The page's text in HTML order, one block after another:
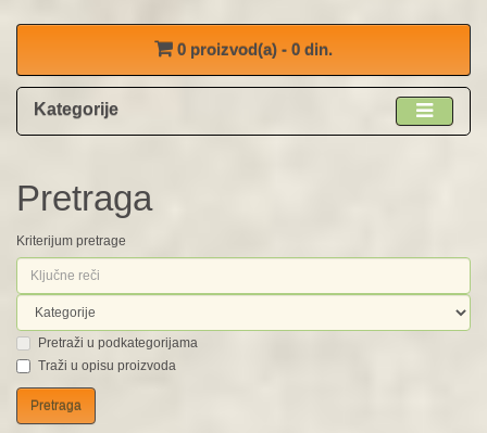
0 proizvod(a) - 0 din.
Kategorije
Pretraga
Kriterijum pretrage
Pretraži u podkategorijama
Traži u opisu proizvoda